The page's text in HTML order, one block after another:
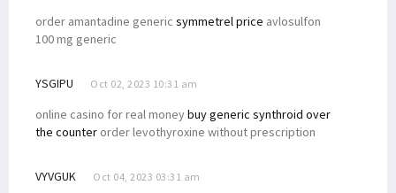
order amantadine generic symmetrel price avlosulfon
100 mg generic
YSGIPU Oct 02, 2023 10:31 am
online casino for real moneybuy generic synthroid over
the counter order levothyroxine without prescription
VYVGUK Oct 04, 2023 03:31 am